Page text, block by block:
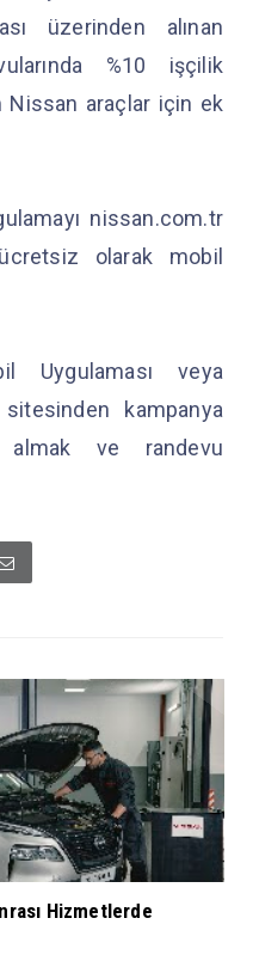
üzerinden alınan
%10 işçilik
Nissan araçlar için ek
nissan.com.tr
olarak mobil
Uygulaması veya
kampanya
almak ve randevu
Hizmetlerde